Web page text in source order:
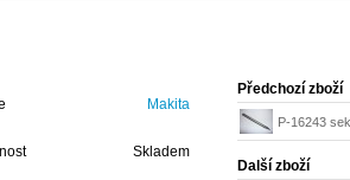
Makita
Skladem
Předchozí zboží
P-16243
400 mm
Další zboží